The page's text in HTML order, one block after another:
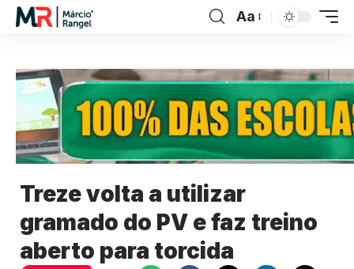
Aa
Treze volta a utilizar
gramado do PV e faz treino
aberto para torcida